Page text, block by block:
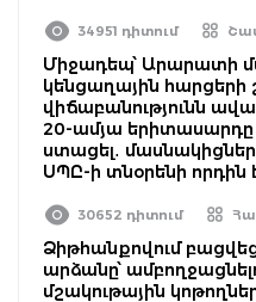
34951 դիտում
Միջադեպ՝ Արարատի
կենցաղային հարցերի
վիճաբանությունն
20-ամյա
ստացել․
ՍՊԸ-ի տնօրենի որդին
30652 դիտում
Ձիթհանքովում
արձանը՝
մշակութային